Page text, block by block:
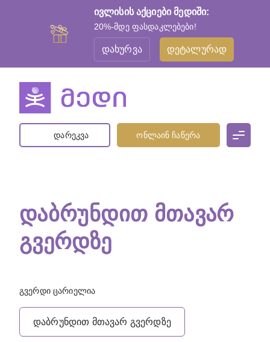
ივლისის აქციები მედიში:
20%-მდე ფასდაკლებები!
დახურვა დეტალურად
დარეკვა ონლაინ ჩაწერა
ᲓᲐᲑᲠᲣᲜᲓᲘᲗ ᲛᲗᲐᲕᲐᲠ
ᲒᲕᲔᲠᲓᲖᲔ
გვერდი ცარიელია
დაბრუნდით მთავარ გვერდზე